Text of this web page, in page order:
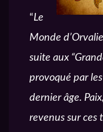
“Le
Monde
suite aux
provoqué par
dernier âge.
revenus sur ces